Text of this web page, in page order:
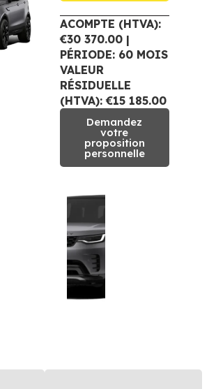
ACOMPTE (HTVA):
€30 370.00 |
PÉRIODE: 60 MOIS
VALEUR
RÉSIDUELLE
(HTVA): €15 185.00
Demandez
votre
proposition
personnelle